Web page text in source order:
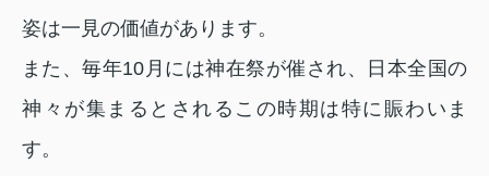
姿は一見の価値があります。
また、毎年10月には神在祭が催され、日本全国の
神々が集まるとされるこの時期は特に賑わいま
す。